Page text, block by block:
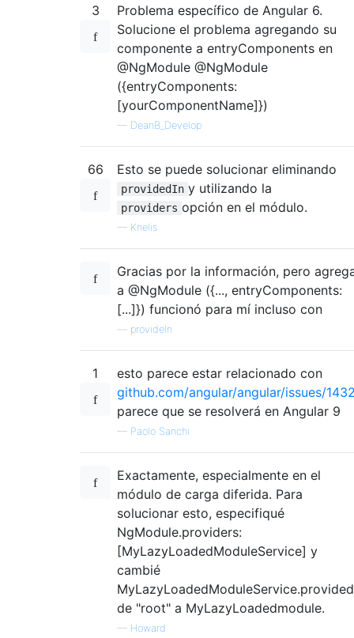
3
Problema específico de Angular 6.
Solucione el problema agregando su
componente a entryComponents en
@NgModule @NgModule
({entryComponents:
[yourComponentName]})
— DeanB_Develop
66 Esto se puede solucionar eliminando
providedIn y utilizando la
providers opción en el módulo.
— Knelis
Gracias por la información, pero
a @NgModule ({..., entryComponents:
[...]}) funcionó para mí incluso con
provideIn
1
esto parece estar relacionado con
github.com/angular/angular/issues/
parece que se resolverá en Angular 9
— Paolo Sanchi
Exactamente, especialmente en el
módulo de carga diferida. Para
solucionar esto, especifiqué
NgModule.providers:
[MyLazyLoadedModuleService] y
cambié
de "root" a MyLazyLoadedmodule.
— Howard